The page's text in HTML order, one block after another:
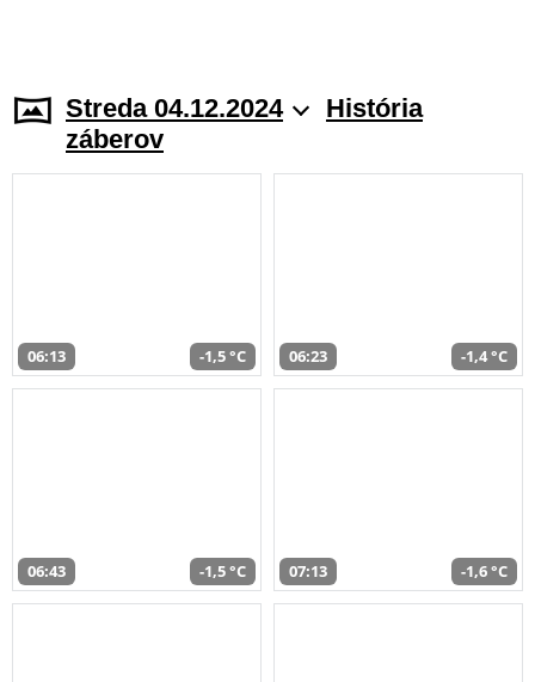
Streda 04.12.2024
História
záberov
06:13 -1,5 °C 06:23 -1,4 °C
06:43 -1,5 °C 07:13 -1,6 °C